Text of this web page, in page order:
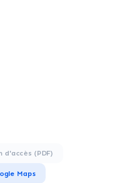
d'accès (PDF)
Maps